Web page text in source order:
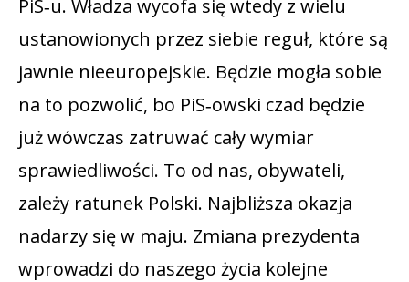
PiS‑u. Władza wycofa się wtedy z wielu
ustanowionych przez siebie reguł, które są
jawnie nieeuropejskie. Będzie mogła sobie
na to pozwolić, bo PiS‑owski czad będzie
już wówczas zatruwać cały wymiar
sprawiedliwości. To od nas, obywateli,
zależy ratunek Polski. Najbliższa okazja
nadarzy się w maju. Zmiana prezydenta
wprowadzi do naszego życia kolejne